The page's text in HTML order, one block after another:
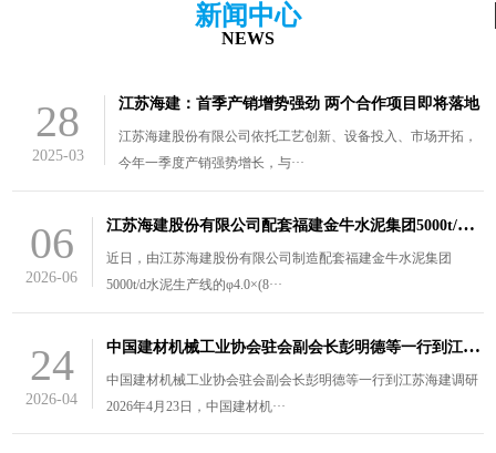
新闻中心
NEWS
28
2025-03
江苏海建：首季产销增势强劲 两个合作项目即将落地
江苏海建股份有限公司依托工艺创新、设备投入、市场开拓，
今年一季度产销强势增长，与···
06
2026-06
江
苏海建股份有限公司配套福建金牛水泥集团5000t/d水泥生产线的￠4.0×（8.5+3）m风扫煤磨装车发货
近日，由江苏海建股份有限公司制造配套福建金牛水泥集团
5000t/d水泥生产线的φ4.0×(8···
24
2026-04
中
国建材机械工业协会驻会副会长彭明德等一行到江苏海建调研
中国建材机械工业协会驻会副会长彭明德等一行到江苏海建调研
2026年4月23日，中国建材机···